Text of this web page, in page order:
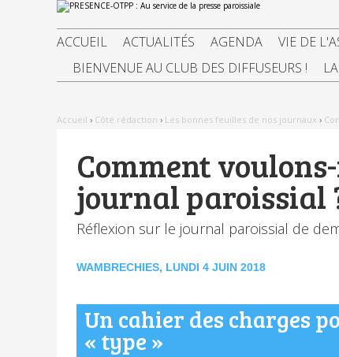
Aller
au
contenu.
|
Aller
navigation
Outils
personnels
ACCUEIL ACTUALITÉS AGENDA VIE DE
BIENVENUE AU CLUB DES DIFFUSEURS !
Accueil › Côté rédaction › Les bonnes feuilles de nos journaux ›
Comment
journal paroissial
Réflexion sur le journal paroissial de
WAMBRECHIES, LUNDI 4 JUIN 2018
Un cahier des charges
« type »